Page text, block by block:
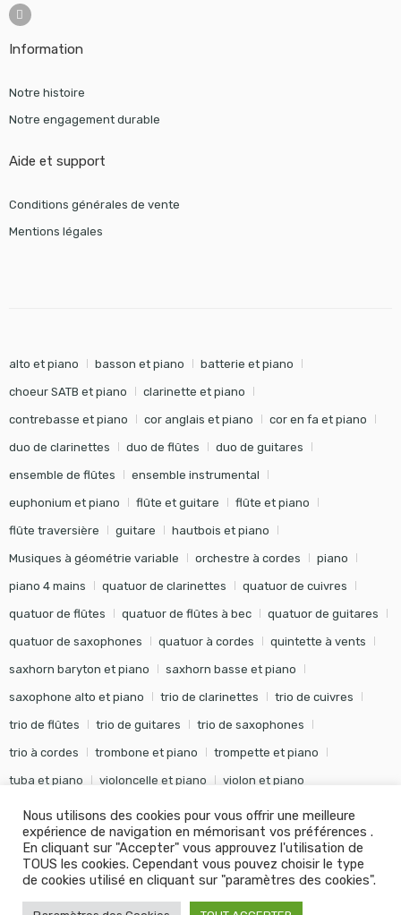
Information
Notre histoire
Notre engagement durable
Aide et support
Conditions générales de vente
Mentions légales
alto et piano basson et piano batterie et piano
choeur SATB et piano clarinette et piano
contrebasse et piano cor anglais et piano cor en fa et piano
duo de clarinettes duo de flûtes duo de guitares
ensemble de flûtes ensemble instrumental
euphonium et piano flûte et guitare flûte et piano
flûte traversière guitare hautbois et piano
Musiques à géométrie variable orchestre à cordes piano
piano 4 mains quatuor de clarinettes quatuor de cuivres
quatuor de flûtes quatuor de flûtes à bec quatuor de guitares
quatuor de saxophones quatuor à cordes quintette à vents
saxhorn baryton et piano saxhorn basse et piano
saxophone alto et piano trio de clarinettes trio de cuivres
trio de flûtes trio de guitares trio de saxophones
trio à cordes trombone et piano trompette et piano
tuba et piano violoncelle et piano violon et piano
© Editions Soldano - Tous droits réservés - Conception Khalid
KANOUF Agence Digitale
Nous utilisons des cookies pour vous offrir une meilleure
expérience de navigation en mémorisant vos préférences .
En cliquant sur "Accepter" vous approuvez l'utilisation de
TOUS les cookies. Cependant vous pouvez choisir le type
de cookies utilisé en cliquant sur "paramètres des cookies".